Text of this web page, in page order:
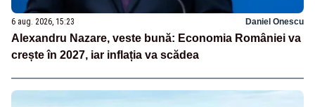
6 aug. 2026, 15:23 Daniel Onescu
Alexandru Nazare, veste bună: Economia României va
crește în 2027, iar inflația va scădea